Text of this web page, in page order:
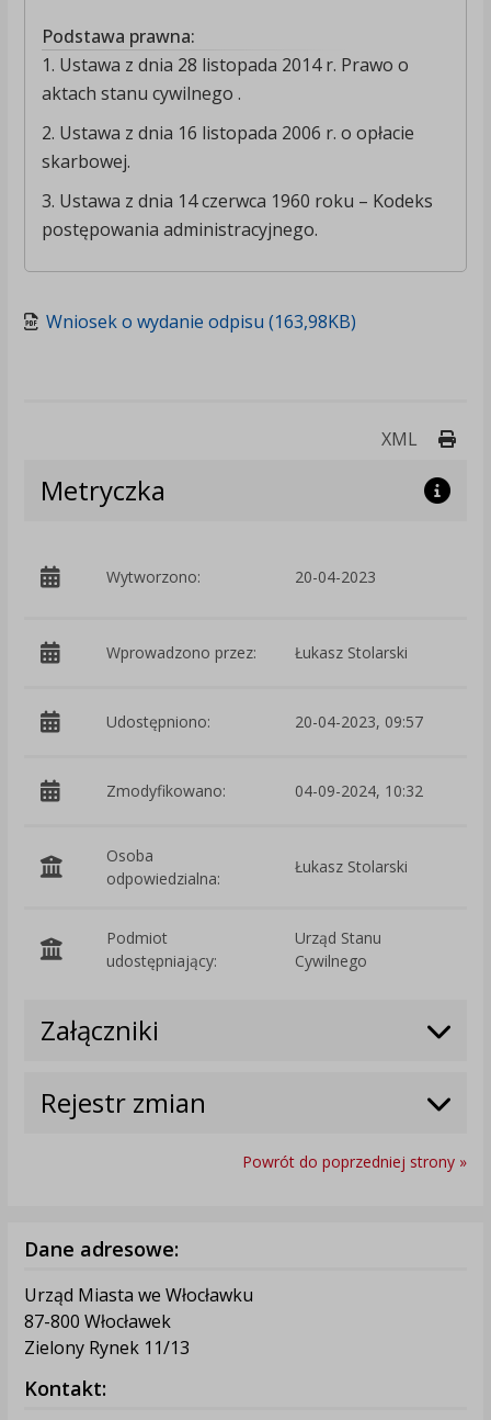
Podstawa prawna:
1. Ustawa z dnia 28 listopada 2014 r. Prawo o
aktach stanu cywilnego .
2. Ustawa z dnia 16 listopada 2006 r. o opłacie
skarbowej.
3. Ustawa z dnia 14 czerwca 1960 roku – Kodeks
postępowania administracyjnego.
Wniosek o wydanie odpisu (163,98KB)
XML
Metryczka
Wytworzono: 20-04-2023
Wprowadzono przez: Łukasz Stolarski
Udostępniono: 20-04-2023, 09:57
Zmodyfikowano: 04-09-2024, 10:32
Osoba
odpowiedzialna:
Łukasz Stolarski
Podmiot
udostępniający:
Urząd Stanu
Cywilnego
Załączniki
Rejestr zmian
Powrót do poprzedniej strony »
Dane adresowe:
Urząd Miasta we Włocławku
87-800 Włocławek
Zielony Rynek 11/13
Kontakt: